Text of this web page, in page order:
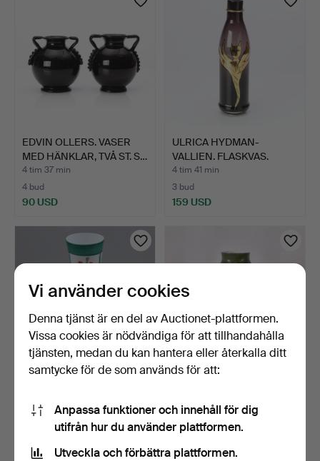
EDVIN OLLERS. VASER
MED HÄNKLAR, TVÅ ST. S…
4 tim 37 min
4 bud
90 USD
ULRICA HYDMAN-
VALLIEN. FLASKVAS.
Konstglas…
4 tim 41 min
3 bud
159 USD
OPALINGLAS, PUNT…
4 tim 47 min
Värdering
4 tim 50 min
Värdering
Vi använder cookies
Denna tjänst är en del av Auctionet-plattformen.
Vissa cookies är nödvändiga för att tillhandahålla
tjänsten, medan du kan hantera eller återkalla ditt
samtycke för de som används för att:
Anpassa funktioner och innehåll för dig
utifrån hur du använder plattformen.
Utveckla och förbättra plattformen.